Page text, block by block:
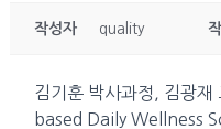
작성자 quality
김기훈 박사과정, 김광
based Daily Wellness